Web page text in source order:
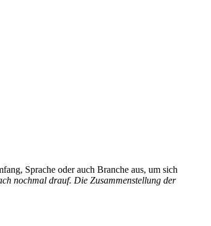
Sprache oder auch Branche aus, um sich
nochmal drauf. Die Zusammenstellung der